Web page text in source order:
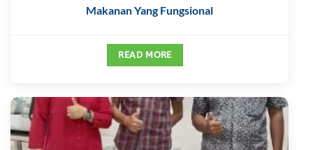
Makanan Yang Fungsional
READ MORE